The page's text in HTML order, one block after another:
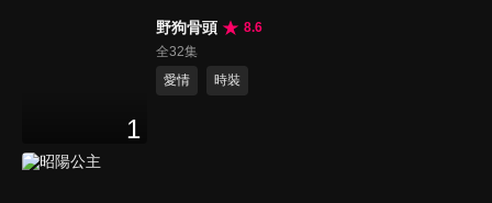
1
野狗骨頭
8.6
全32集
愛情
時裝